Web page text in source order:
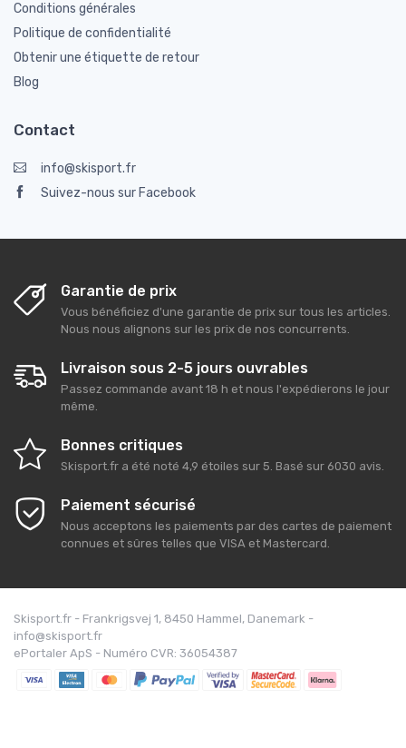
Conditions générales
Politique de confidentialité
Obtenir une étiquette de retour
Blog
Contact
info@skisport.fr
Suivez-nous sur Facebook
Garantie de prix
Vous bénéficiez d'une garantie de prix sur tous les articles.
Nous nous alignons sur les prix de nos concurrents.
Livraison sous 2-5 jours ouvrables
Passez commande avant 18 h et nous l'expédierons le jour
même.
Bonnes critiques
Skisport.fr a été noté 4,9 étoiles sur 5. Basé sur 6030 avis.
Paiement sécurisé
Nous acceptons les paiements par des cartes de paiement
connues et sûres telles que VISA et Mastercard.
Skisport.fr - Frankrigsvej 1, 8450 Hammel, Danemark -
info@skisport.fr
ePortaler ApS - Numéro CVR: 36054387